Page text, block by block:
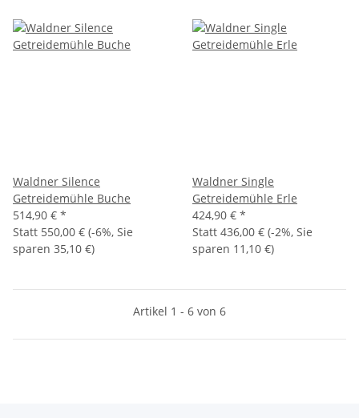
Waldner Silence
Getreidemühle Buche
514,90 € *
Statt 550,00 € (-6%, Sie
sparen 35,10 €)
Waldner Single
Getreidemühle Erle
424,90 € *
Statt 436,00 € (-2%, Sie
sparen 11,10 €)
Artikel 1 - 6 von 6